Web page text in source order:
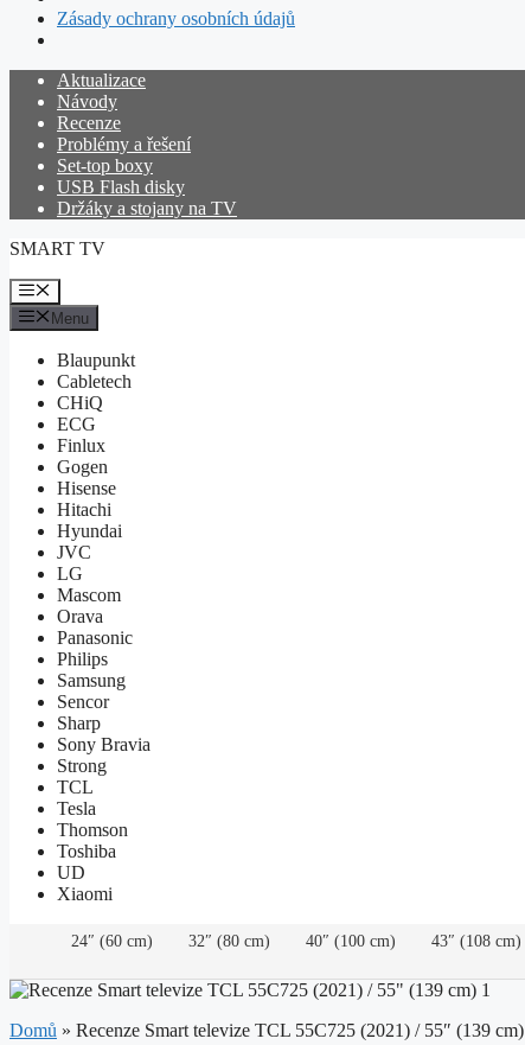
Zásady ochrany osobních údajů
Přeskočit
obsah
Aktualizace
Návody
Recenze
Problémy a řešení
Set-top boxy
USB Flash disky
Držáky a stojany na TV
SMART TV
Menu
Menu
Blaupunkt
Cabletech
CHiQ
ECG
Finlux
Gogen
Hisense
Hitachi
Hyundai
JVC
LG
Mascom
Orava
Panasonic
Philips
Samsung
Sencor
Sharp
Sony Bravia
Strong
TCL
Tesla
Thomson
Toshiba
UD
Xiaomi
24″ (60 cm) 32″ (80 cm) 40″ (100 cm) 43″ (108 cm)
Domů » Recenze Smart televize TCL 55C725 (2021) / 55″ (139 cm)